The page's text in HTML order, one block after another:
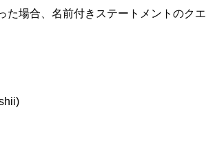
場合、名前付きステートメントのク